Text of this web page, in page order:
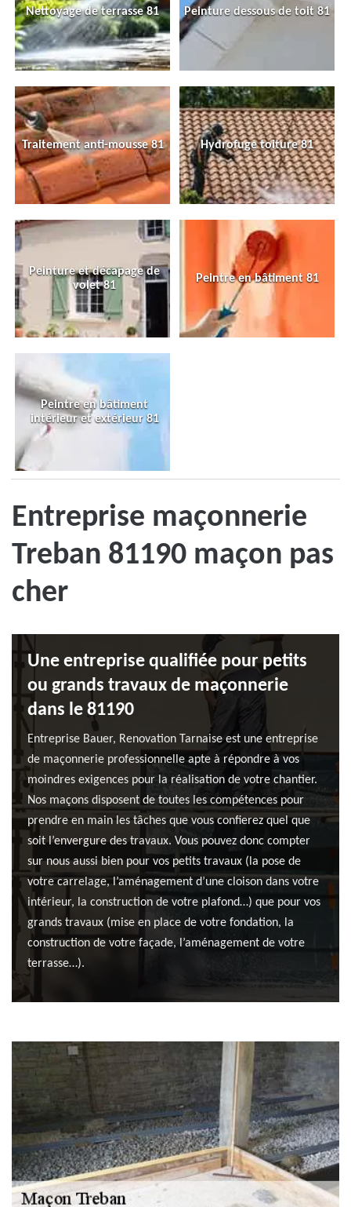
Nettoyage de terrasse 81 Peinture dessous de toit 81
Traitement anti-mousse 81 Hydrofuge toiture 81
Peinture et décapage de
volet 81
Peintre en bâtiment 81
Peintre en bâtiment
intérieur et extérieur 81
Entreprise maçonnerie
Treban 81190 maçon pas
cher
Une entreprise qualifiée pour petits
ou grands travaux de maçonnerie
dans le 81190
Entreprise Bauer, Renovation Tarnaise est une entreprise
de maçonnerie professionnelle apte à répondre à vos
moindres exigences pour la réalisation de votre chantier.
Nos maçons disposent de toutes les compétences pour
prendre en main les tâches que vous confierez quel que
soit l’envergure des travaux. Vous pouvez donc compter
sur nous aussi bien pour vos petits travaux (la pose de
votre carrelage, l’aménagement d’une cloison dans votre
intérieur, la construction de votre plafond…) que pour vos
grands travaux (mise en place de votre fondation, la
construction de votre façade, l’aménagement de votre
terrasse…).